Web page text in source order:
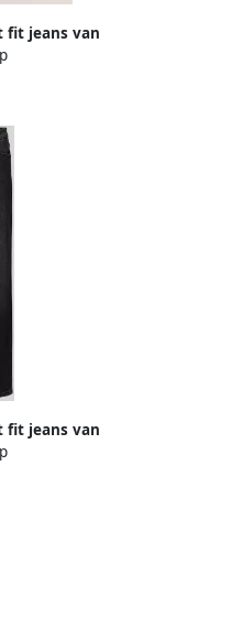
fit jeans van
fit jeans van